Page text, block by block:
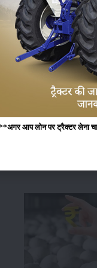
काफी परेशानी का सामना
किया गया है समझौता
के लिए ऑयल इंडिया लिमिटेड
की है संभावना
उनके अनुसार वनों से
लगने के मामले कम होंगे बल्कि
आप लोन पर ट्रैक्टर लेना